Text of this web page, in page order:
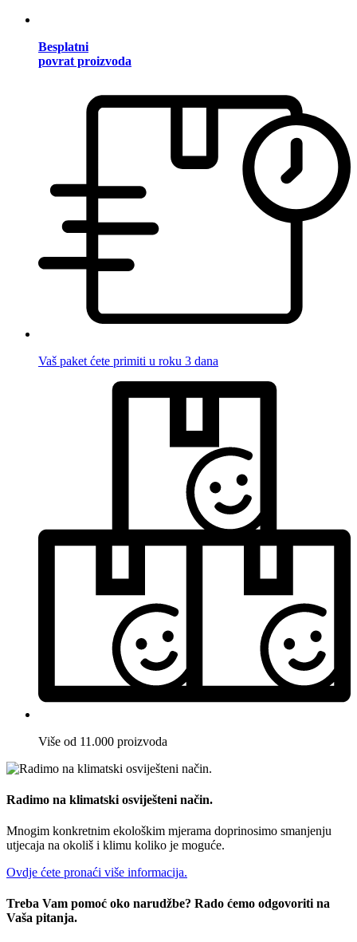
Besplatni
povrat proizvoda
Vaš paket ćete primiti u roku 3 dana
Više od 11.000 proizvoda
Radimo na klimatski osviješteni način.
Mnogim konkretnim ekološkim mjerama doprinosimo smanjenju
utjecaja na okoliš i klimu koliko je moguće.
Ovdje ćete pronaći više informacija.
Treba Vam pomoć oko narudžbe? Rado ćemo odgovoriti na
Vaša pitanja.